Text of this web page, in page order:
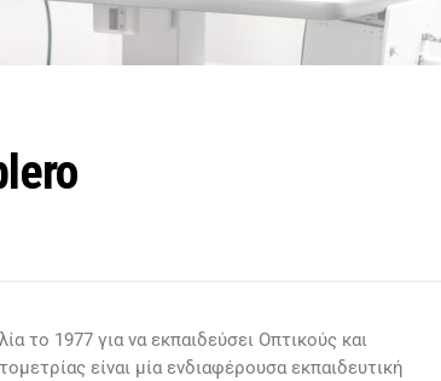
το 1977 για να εκπαιδεύσει Οπτικούς και
είναι μία ενδιαφέρουσα εκπαιδευτική